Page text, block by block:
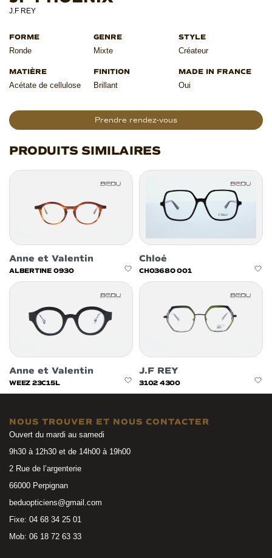
J.F REY
Ronde Mixte Créateur
Acétate de cellulose Brillant Oui
Prendre rendez-vous
PRODUITS SIMILAIRES
Anne et Valentin
ALBERTINE 0930
Chloé
CH0368O 001
Anne et Valentin
WEEZ 23C15L
J.F REY
3102 4300
NOUS TROUVER ET NOUS CONTACTER
Ouvert du mardi au samedi
9h30 à 12h30 et de 14h00 à 19h00
2 Rue de l’argenterie
66000 Perpignan
beduopticiens@gmail.com
Fixe: 04 68 34 25 01
Mob: 06 18 72 63 33